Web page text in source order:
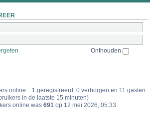
Onthouden
online :: 1 geregistreerd, 0 verborgen en 11 gasten
in de laatste 15 minuten)
online was 691 op 12 mei 2026, 05:33